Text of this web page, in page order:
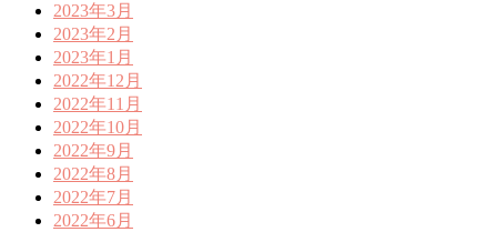
2023年3月
2023年2月
2023年1月
2022年12月
2022年11月
2022年10月
2022年9月
2022年8月
2022年7月
2022年6月